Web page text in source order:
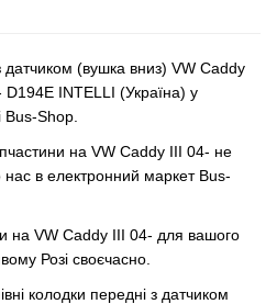
датчиком (вушка вниз) VW Caddy
D194E INTELLI (Україна) у
Bus-Shop.
на VW Caddy III 04- не
нас в електронний маркет Bus-
на VW Caddy III 04- для вашого
Розі своєчасно.
колодки передні з датчиком